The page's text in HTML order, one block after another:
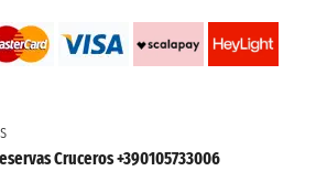
Cruceros +390105733006